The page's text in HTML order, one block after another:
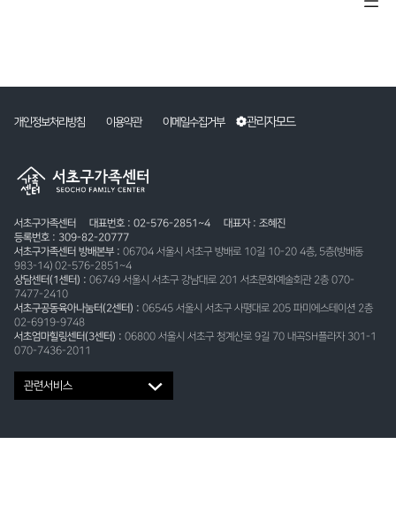
개인정보처리방침 이용약관 이메일수집거부 관리자모드
서초구가족센터 대표번호 : 02-576-2851~4
대표자 : 조혜진
등록번호 : 309-82-20777
서초구가족센터 방배본부 : 06704 서울시 서초구 방배로 10길 10-20 4층, 5층(방배동
983-14) 02-576-2851~4
상담센터(1센터) : 06749 서울시 서초구 강남대로 201 서초문화예술회관 2층 070-
7477-2410
서초구공동육아나눔터(2센터) : 06545 서울시 서초구 사평대로 205 파미에스테이션 2층
02-6919-9748
서초엄마힐링센터(3센터) : 06800 서울시 서초구 청계산로 9길 70 내곡SH플라자 301-1
070-7436-2011
관련서비스